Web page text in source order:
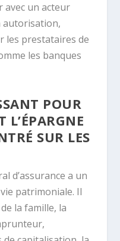
avec un acteur
autorisation,
les prestataires de
les banques
POUR
L’ÉPARGNE
SUR LES
d’assurance a un
patrimoniale. Il
la famille, la